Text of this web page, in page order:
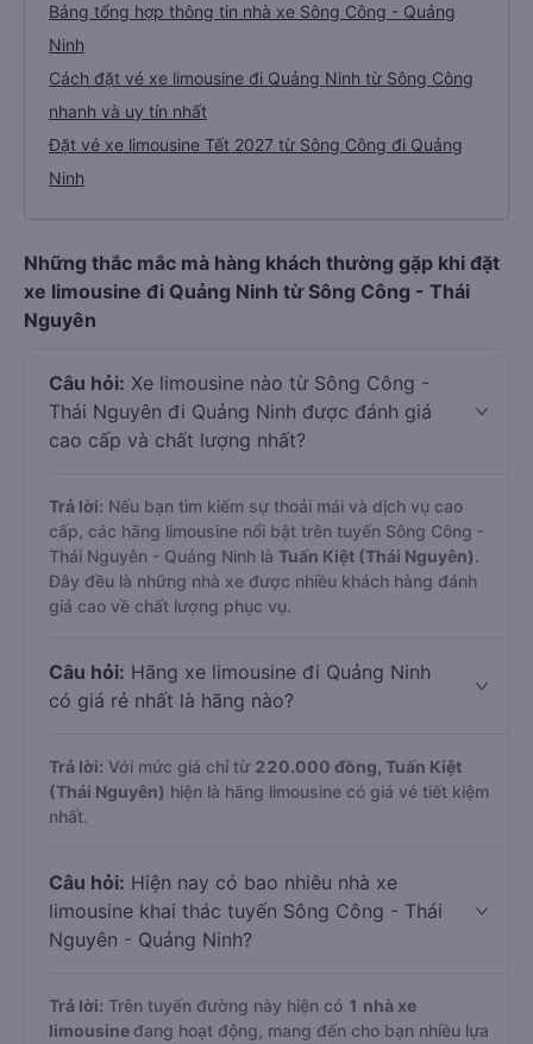
Bảng tổng hợp thông tin nhà xe Sông Công - Quảng
Ninh
Cách đặt vé xe limousine đi Quảng Ninh từ Sông Công
nhanh và uy tín nhất
Đặt vé xe limousine Tết 2027 từ Sông Công đi Quảng
Ninh
Những thắc mắc mà hàng khách thường gặp khi đặt
xe limousine đi Quảng Ninh từ Sông Công - Thái
Nguyên
Câu hỏi: Xe limousine nào từ Sông Công -
Thái Nguyên đi Quảng Ninh được đánh giá
cao cấp và chất lượng nhất?
Trả lời: Nếu bạn tìm kiếm sự thoải mái và dịch vụ cao
cấp, các hãng limousine nổi bật trên tuyến Sông Công -
Thái Nguyên - Quảng Ninh là Tuấn Kiệt (Thái Nguyên).
Đây đều là những nhà xe được nhiều khách hàng đánh
giá cao về chất lượng phục vụ.
Câu hỏi: Hãng xe limousine đi Quảng Ninh
có giá rẻ nhất là hãng nào?
Trả lời: Với mức giá chỉ từ 220.000 đồng, Tuấn Kiệt
(Thái Nguyên) hiện là hãng limousine có giá vé tiết kiệm
nhất.
Câu hỏi: Hiện nay có bao nhiêu nhà xe
limousine khai thác tuyến Sông Công - Thái
Nguyên - Quảng Ninh?
Trả lời: Trên tuyến đường này hiện có 1 nhà xe
limousine đang hoạt động, mang đến cho bạn nhiều lựa